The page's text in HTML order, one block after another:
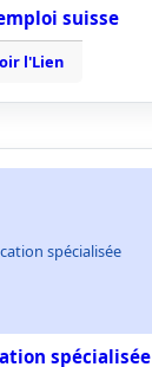
suisse
l'Lien
spécialisée
spécialisée